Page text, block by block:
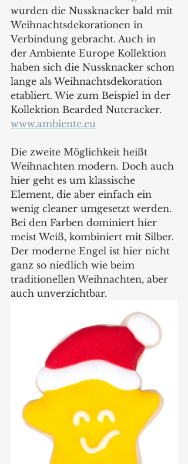
wurden die Nussknacker bald mit
Weihnachtsdekorationen in
Verbindung gebracht. Auch in
der Ambiente Europe Kollektion
haben sich die Nussknacker schon
lange als Weihnachtsdekoration
etabliert. Wie zum Beispiel in der
Kollektion Bearded Nutcracker.
www.ambiente.eu
Die zweite Möglichkeit heißt
Weihnachten modern. Doch auch
hier geht es um klassische
Element, die aber einfach ein
wenig cleaner umgesetzt werden.
Bei den Farben dominiert hier
meist Weiß, kombiniert mit Silber.
Der moderne Engel ist hier nicht
ganz so niedlich wie beim
traditionellen Weihnachten, aber
auch unverzichtbar.